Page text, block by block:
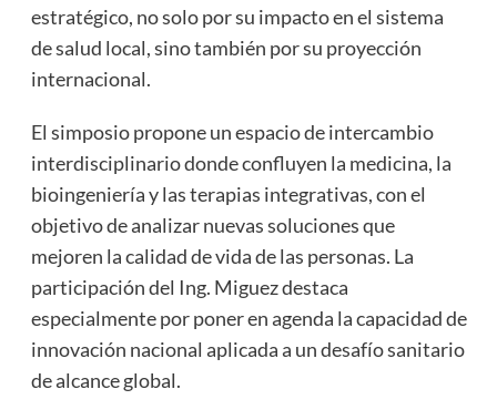
estratégico, no solo por su impacto en el sistema
de salud local, sino también por su proyección
internacional.
El simposio propone un espacio de intercambio
interdisciplinario donde confluyen la medicina, la
bioingeniería y las terapias integrativas, con el
objetivo de analizar nuevas soluciones que
mejoren la calidad de vida de las personas. La
participación del Ing. Miguez destaca
especialmente por poner en agenda la capacidad de
innovación nacional aplicada a un desafío sanitario
de alcance global.